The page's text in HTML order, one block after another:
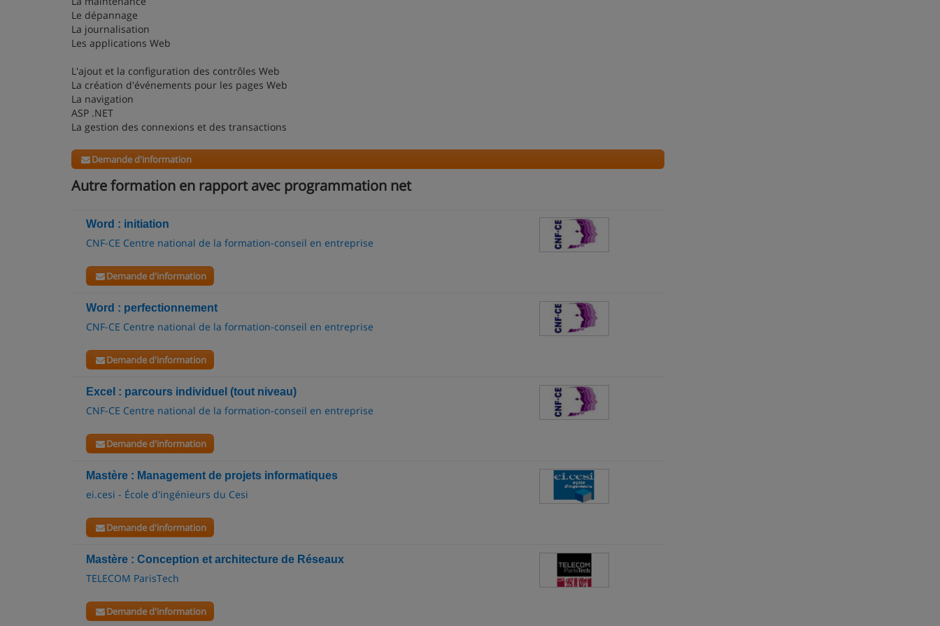
Le dépannage
La journalisation
Les applications Web
L'ajout et la configuration des contrôles Web
La création d'événements pour les pages Web
La navigation
ASP .NET
La gestion des connexions et des transactions
Demande d'information
Autre formation en rapport avec programmation net
Word : initiation
CNF-CE Centre national de la formation-conseil en entreprise
Demande d'information
Word : perfectionnement
CNF-CE Centre national de la formation-conseil en entreprise
Demande d'information
Excel : parcours individuel (tout niveau)
CNF-CE Centre national de la formation-conseil en entreprise
Demande d'information
Mastère : Management de projets informatiques
ei.cesi - École d'ingénieurs du Cesi
Demande d'information
Mastère : Conception et architecture de Réseaux
TELECOM ParisTech
Demande d'information